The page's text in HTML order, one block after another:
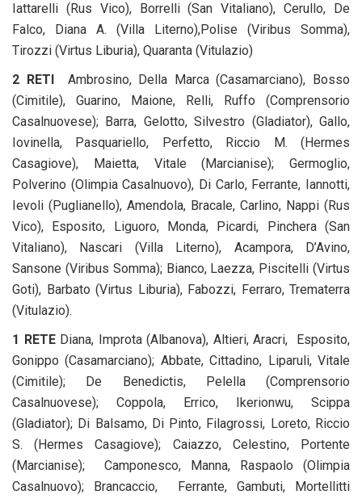
Iattarelli (Rus Vico), Borrelli (San Vitaliano), Cerullo, De
Falco, Diana A. (Villa Literno),Polise (Viribus Somma),
Tirozzi (Virtus Liburia), Quaranta (Vitulazio)
2 RETI Ambrosino, Della Marca (Casamarciano), Bosso
(Cimitile), Guarino, Maione, Relli, Ruffo (Comprensorio
Casalnuovese); Barra, Gelotto, Silvestro (Gladiator), Gallo,
Iovinella, Pasquariello, Perfetto, Riccio M. (Hermes
Casagiove),
Maietta, Vitale (Marcianise); Germoglio,
Polverino (Olimpia Casalnuovo), Di Carlo, Ferrante, Iannotti,
Ievoli (Puglianello), Amendola, Bracale, Carlino, Nappi (Rus
Vico), Esposito, Liguoro, Monda, Picardi, Pinchera (San
Vitaliano), Nascari (Villa Literno), Acampora, D’Avino,
Sansone (Viribus Somma); Bianco, Laezza, Piscitelli (Virtus
Goti), Barbato (Virtus Liburia), Fabozzi, Ferraro, Trematerra
(Vitulazio).
1 RETE Diana, Improta (Albanova), Altieri, Aracri, Esposito,
Gonippo (Casamarciano); Abbate, Cittadino, Liparuli, Vitale
(Cimitile); De Benedictis, Pelella (Comprensorio
Casalnuovese); Coppola, Errico, Ikerionwu, Scippa
(Gladiator); Di Balsamo, Di Pinto, Filagrossi, Loreto, Riccio
S. (Hermes Casagiove); Caiazzo, Celestino, Portente
(Marcianise); Camponesco, Manna, Raspaolo (Olimpia
Casalnuovo); Brancaccio, Ferrante, Gambuti, Mortellitti